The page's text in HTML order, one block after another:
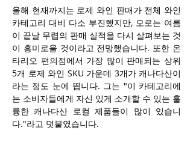
올해 현재까지는 로제 와인 판매가 전체 와인
카테고리 대비 다소 부진했지만, 모로는 여름
이 끝날 무렵의 판매 실적을 다시 살펴보는 것
이 흥미로울 것이라고 전망했습니다. 또한 온
타리오 편의점에서 가장 많이 판매되는 상위
5개 로제 와인 SKU 가운데 3개가 캐나다산이
라는 점도 눈에 띕니다. 그는 "이 카테고리에
는 소비자들에게 자신 있게 소개할 수 있는 훌
륭한 캐나다산 로컬 제품들이 많이 있습니
다."라고 덧붙였습니다.